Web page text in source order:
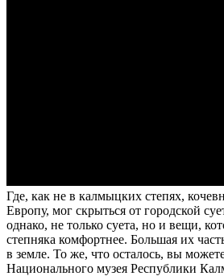
Где, как не в калмыцких степях,
Европу, мог скрыться от городской
однако, не только суета, но и вещи,
степняка комфортнее. Большая их
в земле. То же, что осталось, вы
Национального музея Республики